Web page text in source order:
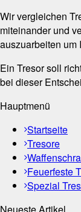
Wir vergleichen
miteinander und
auszuarbeiten um
Ein Tresor soll
bei dieser
Hauptmenü
Startseite
Tresore
Feuerfeste
Spezial
Neueste Artikel